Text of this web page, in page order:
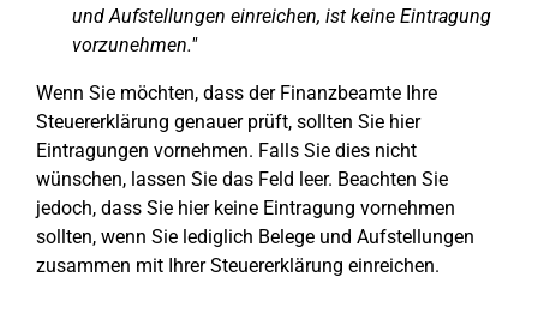
und Aufstellungen einreichen, ist keine Eintragung
vorzunehmen."
Wenn Sie möchten, dass der Finanzbeamte Ihre
Steuererklärung genauer prüft, sollten Sie hier
Eintragungen vornehmen. Falls Sie dies nicht
wünschen, lassen Sie das Feld leer. Beachten Sie
jedoch, dass Sie hier keine Eintragung vornehmen
sollten, wenn Sie lediglich Belege und Aufstellungen
zusammen mit Ihrer Steuererklärung einreichen.